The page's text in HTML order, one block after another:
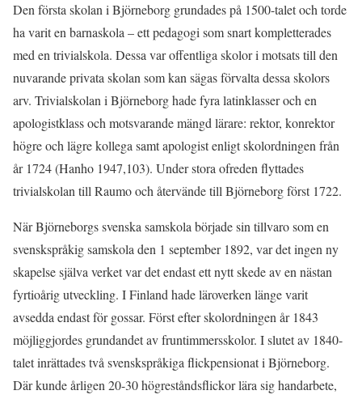
Den första skolan i Björneborg grundades på 1500-talet och torde
ha varit en barnaskola – ett pedagogi som snart kompletterades
med en trivialskola. Dessa var offentliga skolor i motsats till den
nuvarande privata skolan som kan sägas förvalta dessa skolors
arv. Trivialskolan i Björneborg hade fyra latinklasser och en
apologistklass och motsvarande mängd lärare: rektor, konrektor
högre och lägre kollega samt apologist enligt skolordningen från
år 1724 (Hanho 1947,103). Under stora ofreden flyttades
trivialskolan till Raumo och återvände till Björneborg först 1722.
När Björneborgs svenska samskola började sin tillvaro som en
svenskspråkig samskola den 1 september 1892, var det ingen ny
skapelse själva verket var det endast ett nytt skede av en nästan
fyrtioårig utveckling. I Finland hade läroverken länge varit
avsedda endast för gossar. Först efter skolordningen år 1843
möjliggjordes grundandet av fruntimmersskolor. I slutet av 1840-
talet inrättades två svenskspråkiga flickpensionat i Björneborg.
Där kunde årligen 20-30 högreståndsflickor lära sig handarbete,